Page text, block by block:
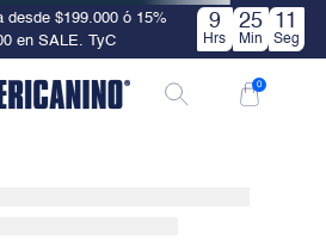
desde $199.000 ó 15%
en SALE. TyC
9
Hrs
25
Min
10
Seg
0